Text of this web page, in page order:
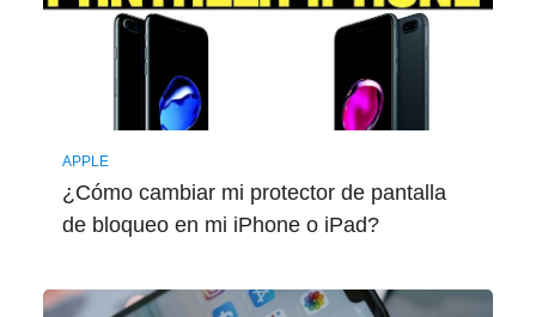
APPLE
¿Cómo cambiar mi protector de pantalla
de bloqueo en mi iPhone o iPad?